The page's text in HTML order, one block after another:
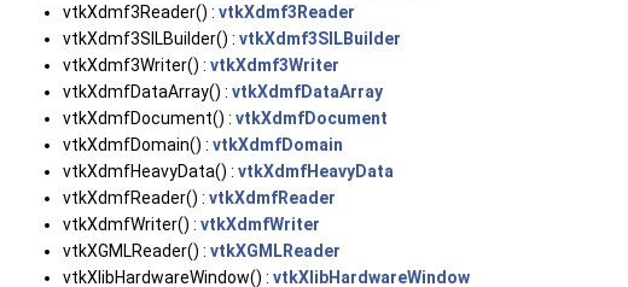
vtkXdmf3Reader() : vtkXdmf3Reader
vtkXdmf3SILBuilder() : vtkXdmf3SILBuilder
vtkXdmf3Writer() : vtkXdmf3Writer
vtkXdmfDataArray() : vtkXdmfDataArray
vtkXdmfDocument() : vtkXdmfDocument
vtkXdmfDomain() : vtkXdmfDomain
vtkXdmfHeavyData() : vtkXdmfHeavyData
vtkXdmfReader() : vtkXdmfReader
vtkXdmfWriter() : vtkXdmfWriter
vtkXGMLReader() : vtkXGMLReader
vtkXlibHardwareWindow() : vtkXlibHardwareWindow